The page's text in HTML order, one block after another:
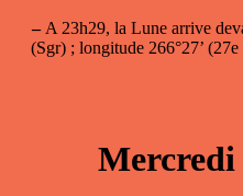
–A 23h29, la Lune arrive
(Sgr) ; longitude 266°27’